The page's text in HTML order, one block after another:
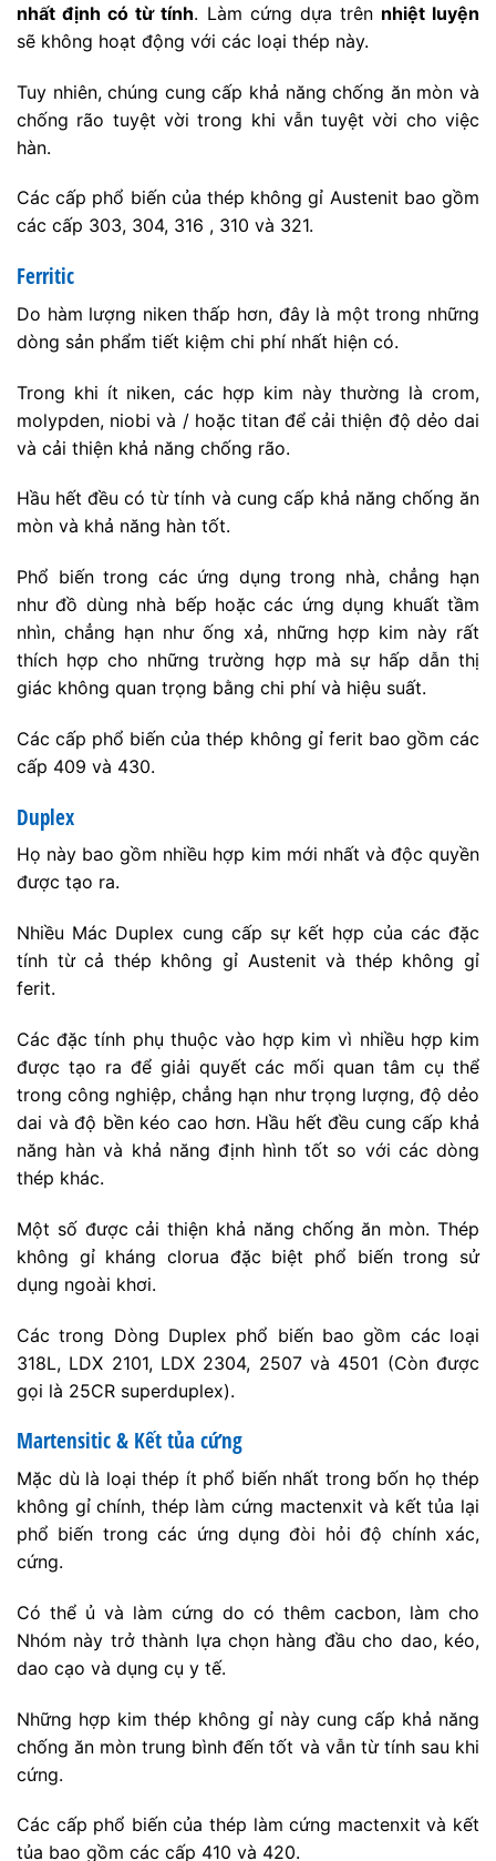
nhất định có từ tính. Làm cứng dựa trên nhiệt luyện
sẽ không hoạt động với các loại thép này.
Tuy nhiên, chúng cung cấp khả năng chống ăn mòn và
chống rão tuyệt vời trong khi vẫn tuyệt vời cho việc
hàn.
Các cấp phổ biến của thép không gỉ Austenit bao gồm
các cấp 303, 304, 316 , 310 và 321.
Ferritic
Do hàm lượng niken thấp hơn, đây là một trong những
dòng sản phẩm tiết kiệm chi phí nhất hiện có.
Trong khi ít niken, các hợp kim này thường là crom,
molypden, niobi và / hoặc titan để cải thiện độ dẻo dai
và cải thiện khả năng chống rão.
Hầu hết đều có từ tính và cung cấp khả năng chống ăn
mòn và khả năng hàn tốt.
Phổ biến trong các ứng dụng trong nhà, chẳng hạn
như đồ dùng nhà bếp hoặc các ứng dụng khuất tầm
nhìn, chẳng hạn như ống xả, những hợp kim này rất
thích hợp cho những trường hợp mà sự hấp dẫn thị
giác không quan trọng bằng chi phí và hiệu suất.
Các cấp phổ biến của thép không gỉ ferit bao gồm các
cấp 409 và 430.
Duplex
Họ này bao gồm nhiều hợp kim mới nhất và độc quyền
được tạo ra.
Nhiều Mác Duplex cung cấp sự kết hợp của các đặc
tính từ cả thép không gỉ Austenit và thép không gỉ
ferit.
Các đặc tính phụ thuộc vào hợp kim vì nhiều hợp kim
được tạo ra để giải quyết các mối quan tâm cụ thể
trong công nghiệp, chẳng hạn như trọng lượng, độ dẻo
dai và độ bền kéo cao hơn. Hầu hết đều cung cấp khả
năng hàn và khả năng định hình tốt so với các dòng
thép khác.
Một số được cải thiện khả năng chống ăn mòn. Thép
không gỉ kháng clorua đặc biệt phổ biến trong sử
dụng ngoài khơi.
Các trong Dòng Duplex phổ biến bao gồm các loại
318L, LDX 2101, LDX 2304, 2507 và 4501 (Còn được
gọi là 25CR superduplex).
Martensitic & Kết tủa cứng
Mặc dù là loại thép ít phổ biến nhất trong bốn họ thép
không gỉ chính, thép làm cứng mactenxit và kết tủa lại
phổ biến trong các ứng dụng đòi hỏi độ chính xác,
cứng.
Có thể ủ và làm cứng do có thêm cacbon, làm cho
Nhóm này trở thành lựa chọn hàng đầu cho dao, kéo,
dao cạo và dụng cụ y tế.
Những hợp kim thép không gỉ này cung cấp khả năng
chống ăn mòn trung bình đến tốt và vẫn từ tính sau khi
cứng.
Các cấp phổ biến của thép làm cứng mactenxit và kết
tủa bao gồm các cấp 410 và 420.